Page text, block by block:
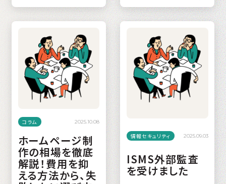
コラム 2025.10.08
ホームページ制
作の相場を徹底
解説！費用を抑
える方法から、失
情報セキュリティ 2025.09.03
ISMS外部監査
を受けました